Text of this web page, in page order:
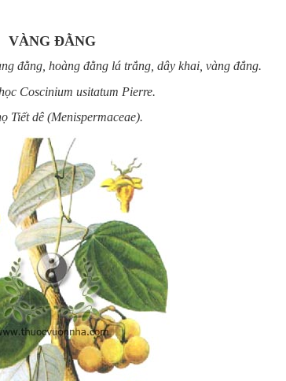
VÀNG ĐẰNG
đằng, hoàng đằng lá trắng, dây khai, vàng đắng.
Coscinium usitatum Pierre.
Tiết dê (Menispermaceae).